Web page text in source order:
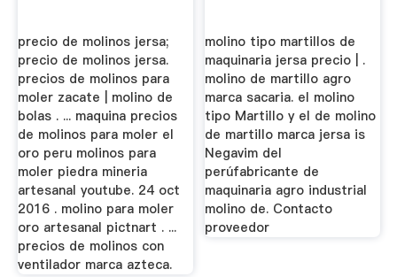
precio de molinos jersa;
precio de molinos jersa.
precios de molinos para
moler zacate | molino de
bolas . ... maquina precios
de molinos para moler el
oro peru molinos para
moler piedra mineria
artesanal youtube. 24 oct
2016 . molino para moler
oro artesanal pictnart . ...
precios de molinos con
ventilador marca azteca.
molino tipo martillos de
maquinaria jersa precio | .
molino de martillo agro
marca sacaria. el molino
tipo Martillo y el de molino
de martillo marca jersa is
Negavim del
perúfabricante de
maquinaria agro industrial
molino de. Contacto
proveedor